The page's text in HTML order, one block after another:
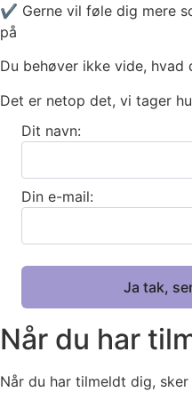
✔ Gerne vil føle dig mere
på
Du behøver ikke vide, hvad
Det er netop det, vi tager
Dit navn:
Din e-mail:
Når du har
Når du har tilmeldt dig,